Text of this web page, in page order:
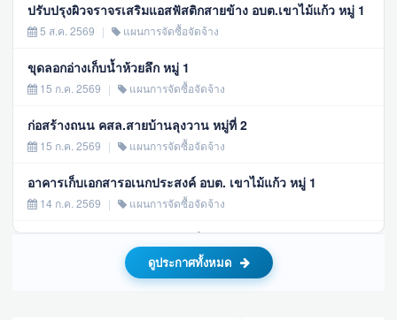
ปรับปรุงผิวจราจรเสริมแอสฟัสติกสายข้าง อบต.เขาไม้แก้ว หมู่ 1
5 ส.ค. 2569 | แผนการจัดซื้อจัดจ้าง
ขุดลอกอ่างเก็บน้ำห้วยลึก หมู่ 1
15 ก.ค. 2569 | แผนการจัดซื้อจัดจ้าง
ก่อสร้างถนน คสล.สายบ้านลุงวาน หมู่ที่ 2
15 ก.ค. 2569 | แผนการจัดซื้อจัดจ้าง
อาคารเก็บเอกสารอเนกประสงค์ อบต. เขาไม้แก้ว หมู่ 1
14 ก.ค. 2569 | แผนการจัดซื้อจัดจ้าง
แผนการจัดซื้อจัดจ้าง
ดูประกาศทั้งหมด